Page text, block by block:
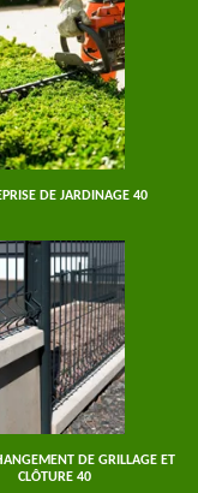
DE JARDINAGE 40
DE GRILLAGE ET
CLÔTURE 40